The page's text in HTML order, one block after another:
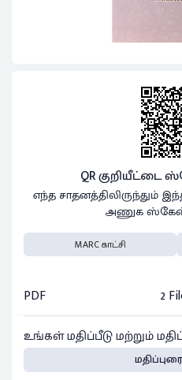
QR குறியீட்டை
எந்த
அணுக ஸ்கேன்
MARC காட்சி
PDF
2
உங்கள் மதிப்பீடு மற்றும்